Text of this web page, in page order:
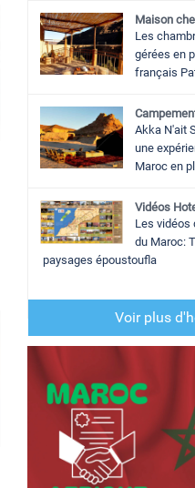
Maison
Les
gérées en
français
Akka N'ait
une
Maroc en
Vidéos
Les vidéos
du Maroc:
paysages époustoufla
Voir plus